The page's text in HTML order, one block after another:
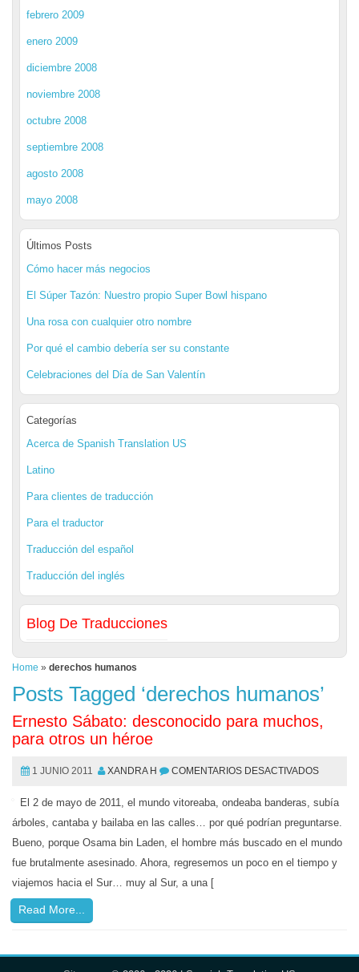
febrero 2009
enero 2009
diciembre 2008
noviembre 2008
octubre 2008
septiembre 2008
agosto 2008
mayo 2008
Últimos Posts
Cómo hacer más negocios
El Súper Tazón: Nuestro propio Super Bowl hispano
Una rosa con cualquier otro nombre
Por qué el cambio debería ser su constante
Celebraciones del Día de San Valentín
Categorías
Acerca de Spanish Translation US
Latino
Para clientes de traducción
Para el traductor
Traducción del español
Traducción del inglés
Blog De Traducciones
Home » derechos humanos
Posts Tagged ‘derechos humanos’
Ernesto Sábato: desconocido para muchos,
para otros un héroe
1 JUNIO 2011 XANDRA H COMENTARIOS DESACTIVADOS
El 2 de mayo de 2011, el mundo vitoreaba, ondeaba banderas, subía
árboles, cantaba y bailaba en las calles… por qué podrían preguntarse.
Bueno, porque Osama bin Laden, el hombre más buscado en el mundo
fue brutalmente asesinado. Ahora, regresemos un poco en el tiempo y
viajemos hacia el Sur… muy al Sur, a una [
Read More...